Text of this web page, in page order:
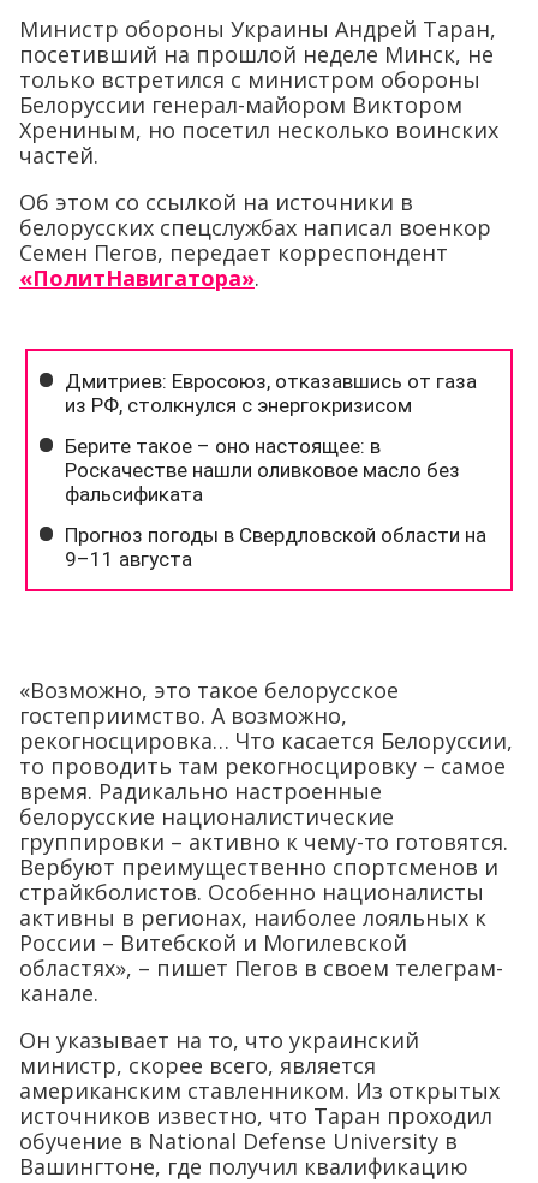
Министр обороны Украины Андрей Таран,
посетивший на прошлой неделе Минск, не
только встретился с министром обороны
Белоруссии генерал-майором Виктором
Хрениным, но посетил несколько воинских
частей.
Об этом со ссылкой на источники в
белорусских спецслужбах написал военкор
Семен Пегов, передает корреспондент
«ПолитНавигатора».
«Возможно, это такое белорусское
гостеприимство. А возможно,
рекогносцировка… Что касается Белоруссии,
то проводить там рекогносцировку – самое
время. Радикально настроенные
белорусские националистические
группировки – активно к чему-то готовятся.
Вербуют преимущественно спортсменов и
страйкболистов. Особенно националисты
активны в регионах, наиболее лояльных к
России – Витебской и Могилевской
областях», – пишет Пегов в своем телеграм-
канале.
Он указывает на то, что украинский
министр, скорее всего, является
американским ставленником. Из открытых
источников известно, что Таран проходил
обучение в National Defense University в
Вашингтоне, где получил квалификацию